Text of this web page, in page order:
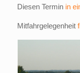
Diesen Termin in
Mitfahrgelegenheit